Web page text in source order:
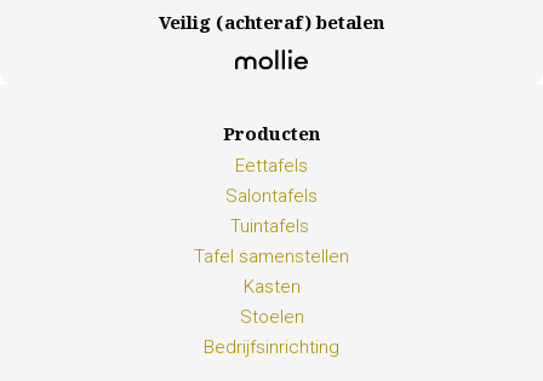
Veilig (achteraf) betalen
Producten
Eettafels
Salontafels
Tuintafels
Tafel samenstellen
Kasten
Stoelen
Bedrijfsinrichting